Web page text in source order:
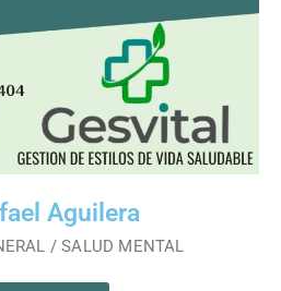
Aguilera
/ SALUD MENTAL